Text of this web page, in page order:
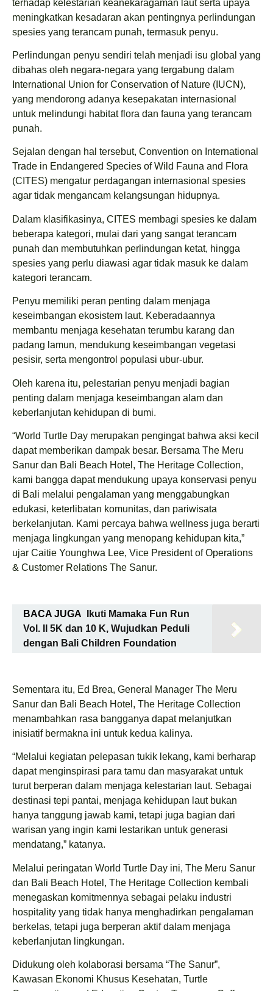
terhadap kelestarian keanekaragaman laut serta upaya
meningkatkan kesadaran akan pentingnya perlindungan
spesies yang terancam punah, termasuk penyu.
Perlindungan penyu sendiri telah menjadi isu global yang
dibahas oleh negara-negara yang tergabung dalam
International Union for Conservation of Nature (IUCN),
yang mendorong adanya kesepakatan internasional
untuk melindungi habitat flora dan fauna yang terancam
punah.
Sejalan dengan hal tersebut, Convention on International
Trade in Endangered Species of Wild Fauna and Flora
(CITES) mengatur perdagangan internasional spesies
agar tidak mengancam kelangsungan hidupnya.
Dalam klasifikasinya, CITES membagi spesies ke dalam
beberapa kategori, mulai dari yang sangat terancam
punah dan membutuhkan perlindungan ketat, hingga
spesies yang perlu diawasi agar tidak masuk ke dalam
kategori terancam.
Penyu memiliki peran penting dalam menjaga
keseimbangan ekosistem laut. Keberadaannya
membantu menjaga kesehatan terumbu karang dan
padang lamun, mendukung keseimbangan vegetasi
pesisir, serta mengontrol populasi ubur-ubur.
Oleh karena itu, pelestarian penyu menjadi bagian
penting dalam menjaga keseimbangan alam dan
keberlanjutan kehidupan di bumi.
“World Turtle Day merupakan pengingat bahwa aksi kecil
dapat memberikan dampak besar. Bersama The Meru
Sanur dan Bali Beach Hotel, The Heritage Collection,
kami bangga dapat mendukung upaya konservasi penyu
di Bali melalui pengalaman yang menggabungkan
edukasi, keterlibatan komunitas, dan pariwisata
berkelanjutan. Kami percaya bahwa wellness juga berarti
menjaga lingkungan yang menopang kehidupan kita,”
ujar Caitie Younghwa Lee, Vice President of Operations
& Customer Relations The Sanur.
BACA JUGA
Ikuti Mamaka Fun Run
Vol. II 5K dan 10 K, Wujudkan Peduli
dengan Bali Children Foundation
Sementara itu, Ed Brea, General Manager The Meru
Sanur dan Bali Beach Hotel, The Heritage Collection
menambahkan rasa bangganya dapat melanjutkan
inisiatif bermakna ini untuk kedua kalinya.
“Melalui kegiatan pelepasan tukik lekang, kami berharap
dapat menginspirasi para tamu dan masyarakat untuk
turut berperan dalam menjaga kelestarian laut. Sebagai
destinasi tepi pantai, menjaga kehidupan laut bukan
hanya tanggung jawab kami, tetapi juga bagian dari
warisan yang ingin kami lestarikan untuk generasi
mendatang,” katanya.
Melalui peringatan World Turtle Day ini, The Meru Sanur
dan Bali Beach Hotel, The Heritage Collection kembali
menegaskan komitmennya sebagai pelaku industri
hospitality yang tidak hanya menghadirkan pengalaman
berkelas, tetapi juga berperan aktif dalam menjaga
keberlanjutan lingkungan.
Didukung oleh kolaborasi bersama “The Sanur”,
Kawasan Ekonomi Khusus Kesehatan, Turtle